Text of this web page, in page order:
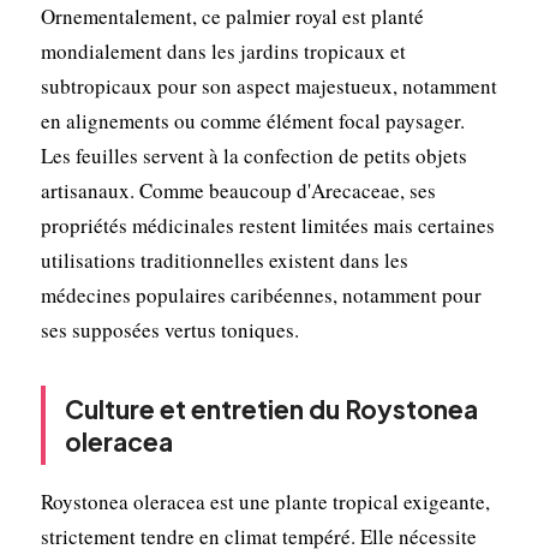
Ornementalement, ce palmier royal est planté
mondialement dans les jardins tropicaux et
subtropicaux pour son aspect majestueux, notamment
en alignements ou comme élément focal paysager.
Les feuilles servent à la confection de petits objets
artisanaux. Comme beaucoup d'Arecaceae, ses
propriétés médicinales restent limitées mais certaines
utilisations traditionnelles existent dans les
médecines populaires caribéennes, notamment pour
ses supposées vertus toniques.
Culture et entretien du Roystonea
oleracea
Roystonea oleracea est une plante tropical exigeante,
strictement tendre en climat tempéré. Elle nécessite